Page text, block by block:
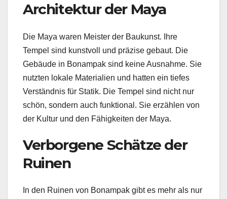
Architektur der Maya
Die Maya waren Meister der Baukunst. Ihre
Tempel sind kunstvoll und präzise gebaut. Die
Gebäude in Bonampak sind keine Ausnahme. Sie
nutzten lokale Materialien und hatten ein tiefes
Verständnis für Statik. Die Tempel sind nicht nur
schön, sondern auch funktional. Sie erzählen von
der Kultur und den Fähigkeiten der Maya.
Verborgene Schätze der
Ruinen
In den Ruinen von Bonampak gibt es mehr als nur